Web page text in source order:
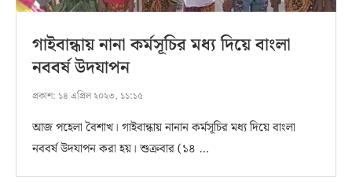
গাইবান্ধায় নানা কর্মসূচির মধ্য দিয়ে বাংলা
নববর্ষ উদযাপন
প্রকাশ: ১৪ এপ্রিল ২০২৩, ১১:১৫
আজ পহেলা বৈশাখ। গাইবান্ধায় নানান কর্মসূচির মধ্য দিয়ে বাংলা
নববর্ষ উদযাপন করা হয়। শুক্রবার (১৪ …